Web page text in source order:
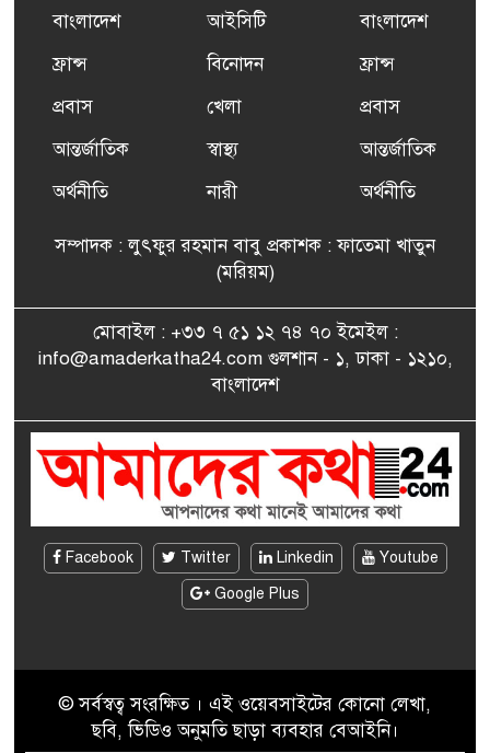
ফ্রান্সসহ ইউরোপীয় দেশসমূহে
দাবদাহ: কারণ, প্রভাব ও করণীয়
ফ্রান্সে সংবর্ধিত হলেন যুক্তরাজ্য
বিএনপি’র আহ্বায়ক কমিটির
সাংবাদিকতায় কৃতিত্বের পুরস্কার
এমপি মমতাজ আলোকে
জেলা প্রবাসী এসোসিয়েশন’
বেদে সম্প্রদায় নিয়ে প্যারিসে
তথ্য-চলচ্চিত্র “ভাসমান জীবন”
বাংলাদেশ
ফ্রান্স
প্রবাস
আন্তর্জাতিক
অর্থনীতি
আইসিটি
বিনোদন
খেলা
স্বাস্থ্য
নারী
বাংলাদেশ
ফ্রান্স
প্রবাস
আন্তর্জাতিক
অর্থনীতি
সম্পাদক : লুৎফুর রহমান বাবু প্রকাশক : ফাতেমা খাতুন
(মরিয়ম)
মোবাইল : +৩৩ ৭ ৫১ ১২ ৭৪ ৭০ ইমেইল :
info@amaderkatha24.com গুলশান - ১, ঢাকা - ১২১০,
বাংলাদেশ
Facebook Twitter Linkedin
Youtube
Google Plus
© সর্বস্বত্ব সংরক্ষিত । এই ওয়েবসাইটের কোনো লেখা,
ছবি, ভিডিও অনুমতি ছাড়া ব্যবহার বেআইনি।